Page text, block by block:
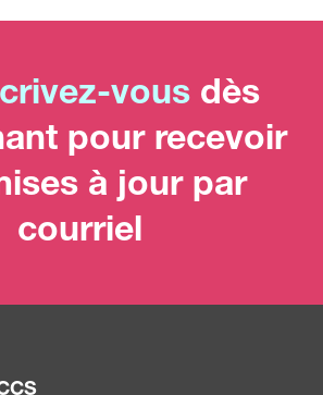
vous dès
pour recevoir
à jour par
courriel